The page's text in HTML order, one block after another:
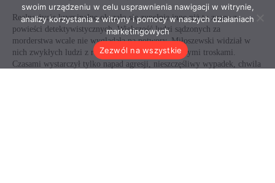
swoim urządzeniu w celu usprawnienia nawigacji w witrynie,
analizy korzystania z witryny i pomocy w naszych działaniach
marketingowych
Zezwól na wszystkie